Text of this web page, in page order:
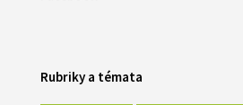
Rubriky a témata